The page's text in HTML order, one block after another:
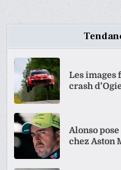
Les images
crash
Alonso
chez Aston